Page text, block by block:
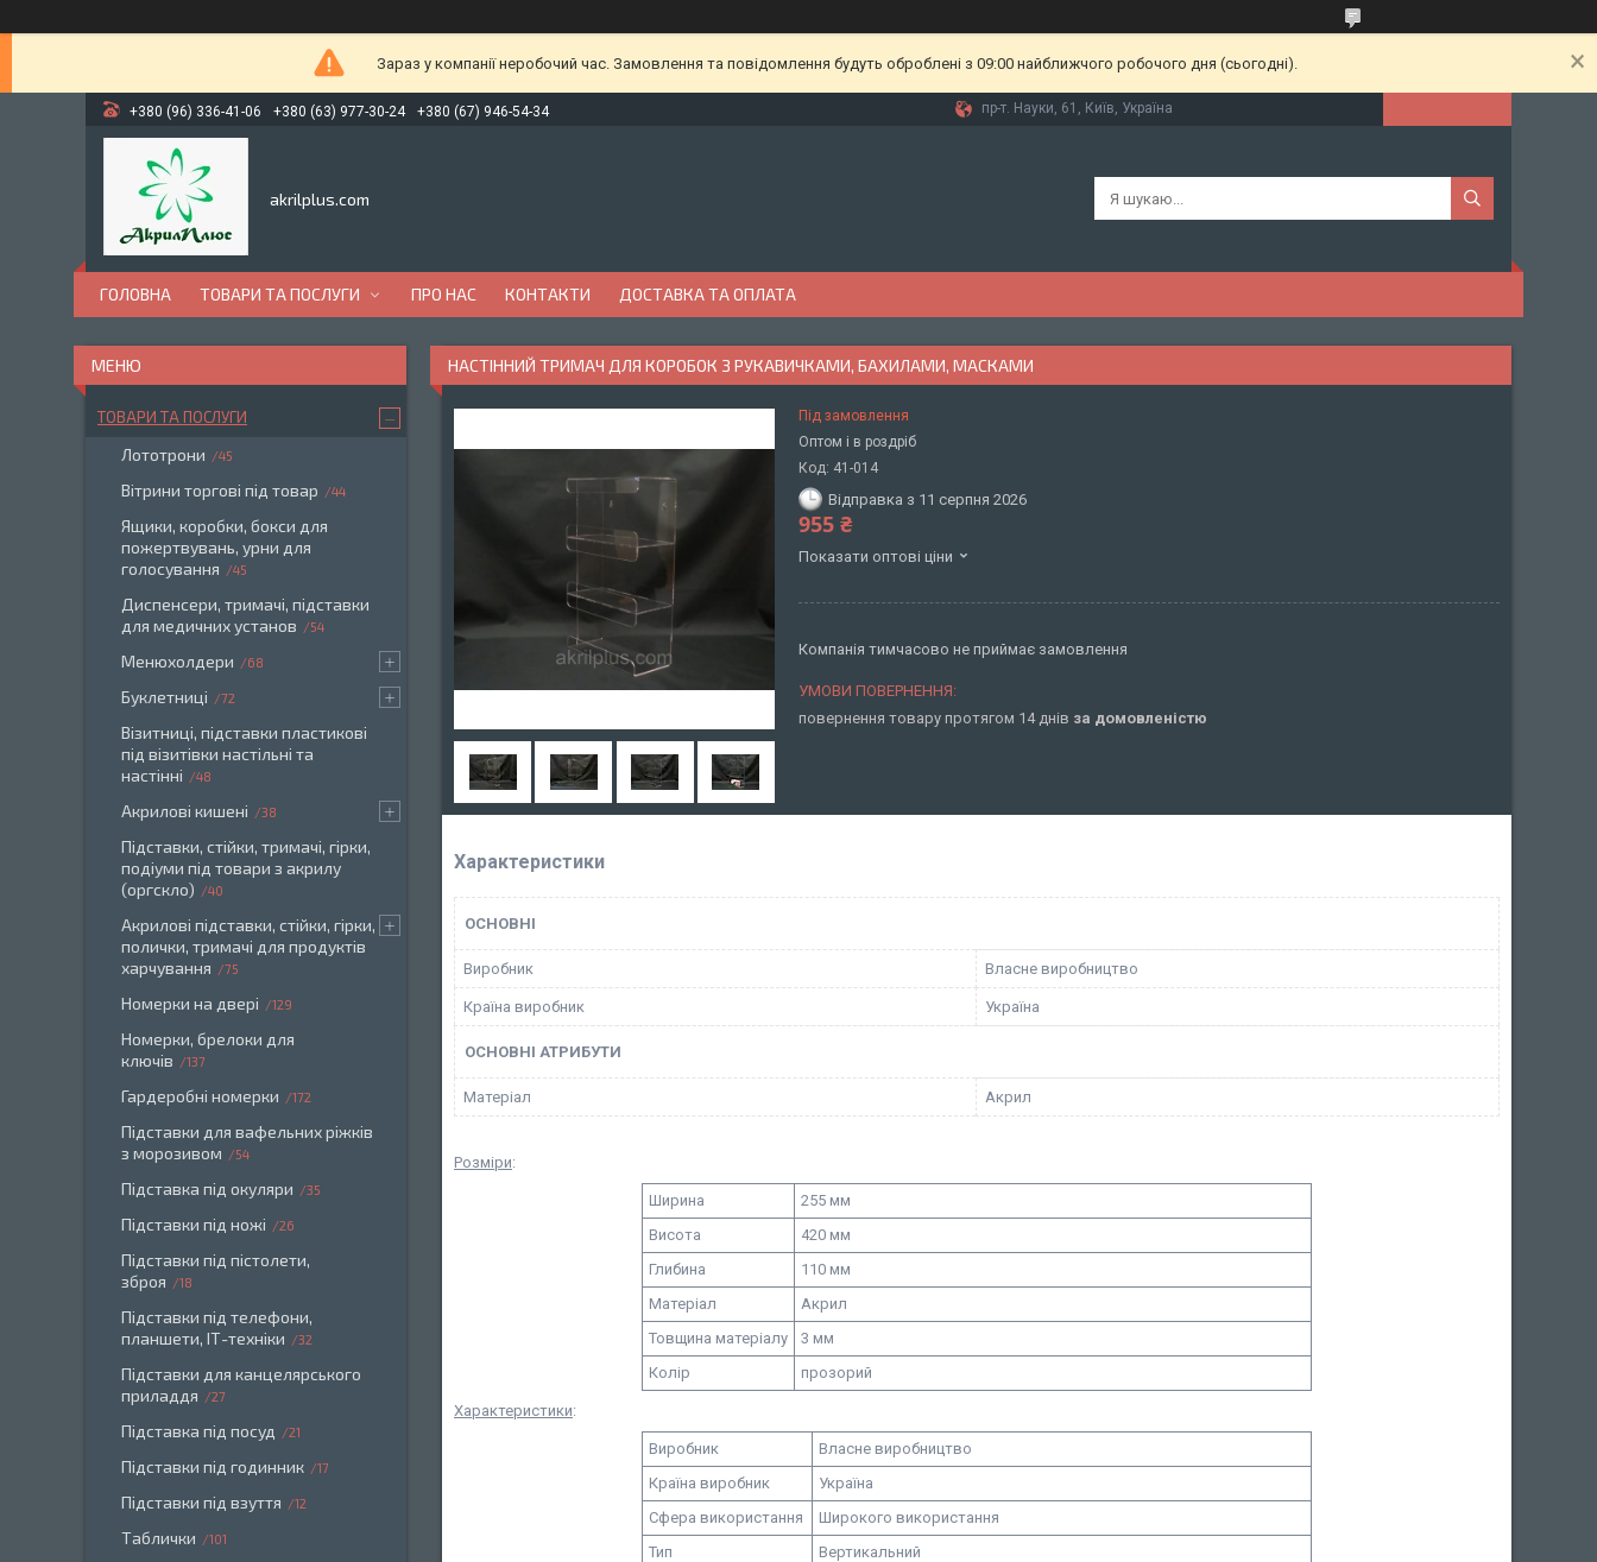
Зараз у компанії неробочий час. Замовлення та повідомлення будуть оброблені з 09:00 найближчого робочого дня (сьогодні).
+380 (96) 336-41-06 +380 (63) 977-30-24 +380 (67) 946-54-34 пр-т. Науки, 61, Київ, Україна
akrilplus.com
ГОЛОВНА ТОВАРИ ТА ПОСЛУГИ ПРО НАС КОНТАКТИ ДОСТАВКА ТА ОПЛАТА
НАСТІННИЙ ТРИМАЧ ДЛЯ КОРОБОК З РУКАВИЧКАМИ, БАХИЛАМИ, МАСКАМИ
Під замовлення
Оптом і в роздріб
Код: 41-014
Відправка з 11 серпня 2026
955 ₴
Показати оптові ціни
Компанія тимчасово не приймає замовлення
повернення товару протягом 14 днів за домовленістю
Характеристики
ОСНОВНІ
Виробник Власне виробництво
Країна виробник Україна
ОСНОВНІ АТРИБУТИ
Матеріал Акрил
Розміри:
Ширина
255 мм
Висота
420 мм
Глибина
110 мм
Матеріал
Акрил
Товщина матеріалу
3 мм
Колір
прозорий
Характеристики:
Виробник
Власне виробництво
Країна виробник
Україна
Сфера використання
Широкого використання
Тип
Вертикальний
ТОВАРИ ТА ПОСЛУГИ
Лототрони 45
Вітрини торгові під товар 44
Ящики, коробки, бокси для
пожертвувань, урни для
голосування
45
Диспенсери, тримачі, підставки
для медичних установ
54
Менюхолдери 68
Буклетниці 72
Візитниці, підставки пластикові
під візитівки настільні та
настінні
48
Акрилові кишені 38
Підставки, стійки, тримачі, гірки,
подіуми під товари з акрилу
(оргскло)
40
Акрилові підставки, стійки, гірки,
полички, тримачі для продуктів
харчування
75
Номерки на двері 129
Номерки, брелоки для
ключів
137
Гардеробні номерки 172
Підставки для вафельних ріжків
з морозивом
54
Підставка під окуляри 35
Підставки під ножі 26
Підставки під пістолети,
зброя
18
Підставки під телефони,
планшети, ІТ-техніки
32
Підставки для канцелярського
приладдя
27
Підставка під посуд 21
Підставки під годинник 17
Підставки під взуття 12
Таблички 101